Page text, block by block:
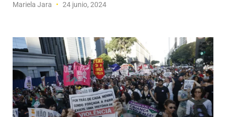
Mariela Jara 24 junio, 2024